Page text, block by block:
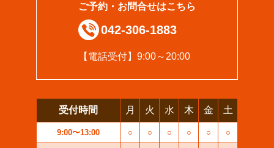
ご予約・お問合せはこちら
042-306-1883
【電話受付】9:00～20:00
受付時間 月 火 水 木 金 土
9:00〜13:00 ○ ○ ○ ○ ○ ○